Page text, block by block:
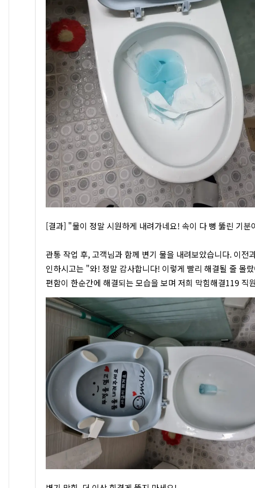
[결과] "물이 정말 시원하게 내려가네요! 속이 다 뻥 뚫린 기분
관통 작업 후, 고객님과 함께 변기 물을 내려보았습니다. 이
인하시고는 "와! 정말 감사합니다! 이렇게 빨리 해결될 줄 몰
편함이 한순간에 해결되는 모습을 보며 저희 막힘해결119 직